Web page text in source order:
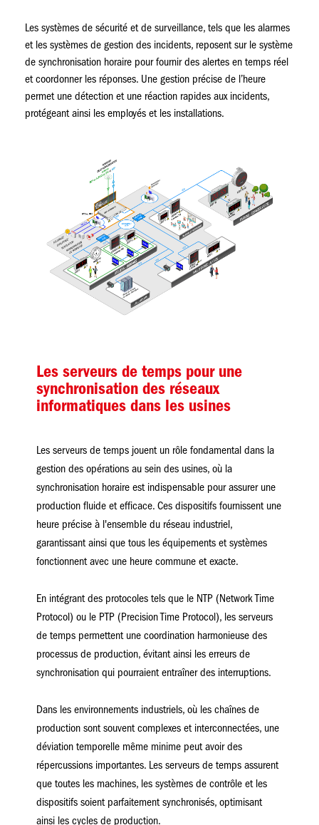
Les systèmes de sécurité et de surveillance, tels que les alarmes
et les systèmes de gestion des incidents, reposent sur le système
de synchronisation horaire pour fournir des alertes en temps réel
et coordonner les réponses. Une gestion précise de l’heure
permet une détection et une réaction rapides aux incidents,
protégeant ainsi les employés et les installations.
Les serveurs de temps pour une
synchronisation des réseaux
informatiques dans les usines
Les serveurs de temps jouent un rôle fondamental dans la
gestion des opérations au sein des usines, où la
synchronisation horaire est indispensable pour assurer une
production fluide et efficace. Ces dispositifs fournissent une
heure précise à l'ensemble du réseau industriel,
garantissant ainsi que tous les équipements et systèmes
fonctionnent avec une heure commune et exacte.
En intégrant des protocoles tels que le NTP (Network Time
Protocol) ou le PTP (Precision Time Protocol), les serveurs
de temps permettent une coordination harmonieuse des
processus de production, évitant ainsi les erreurs de
synchronisation qui pourraient entraîner des interruptions.
Dans les environnements industriels, où les chaînes de
production sont souvent complexes et interconnectées, une
déviation temporelle même minime peut avoir des
répercussions importantes. Les serveurs de temps assurent
que toutes les machines, les systèmes de contrôle et les
dispositifs soient parfaitement synchronisés, optimisant
ainsi les cycles de production.